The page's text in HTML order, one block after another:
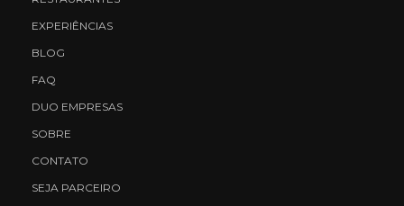
EXPERIÊNCIAS
BLOG
FAQ
DUO EMPRESAS
SOBRE
CONTATO
SEJA PARCEIRO